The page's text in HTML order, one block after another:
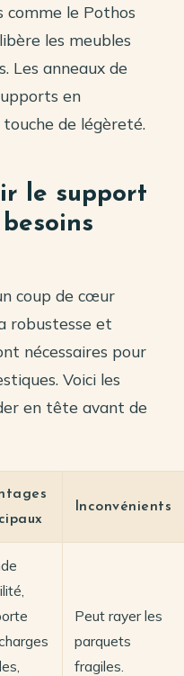
le Pothos
les meubles
Les anneaux de
en
de légèreté.
le support
coup de cœur
robustesse et
nécessaires pour
Voici les
en tête avant de
Inconvénients
Peut rayer les
parquets
fragiles.